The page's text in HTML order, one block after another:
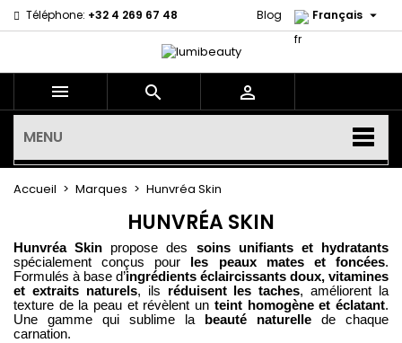
Téléphone: +32 4 269 67 48 Français 
Blog
  
MENU
Accueil Marques Hunvréa Skin
HUNVRÉA SKIN
Hunvréa Skin propose des soins unifiants et hydratants
spécialement conçus pour les peaux mates et foncées.
Formulés à base d’ingrédients éclaircissants doux, vitamines
et extraits naturels, ils réduisent les taches, améliorent la
texture de la peau et révèlent un teint homogène et éclatant.
Une gamme qui sublime la beauté naturelle de chaque
carnation.